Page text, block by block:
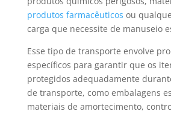
produtos farmacêuticos ou
carga que necessite de manuseio
Esse tipo de transporte envolve
específicos para garantir que os
protegidos adequadamente
de transporte, como embalagens
materiais de amortecimento,